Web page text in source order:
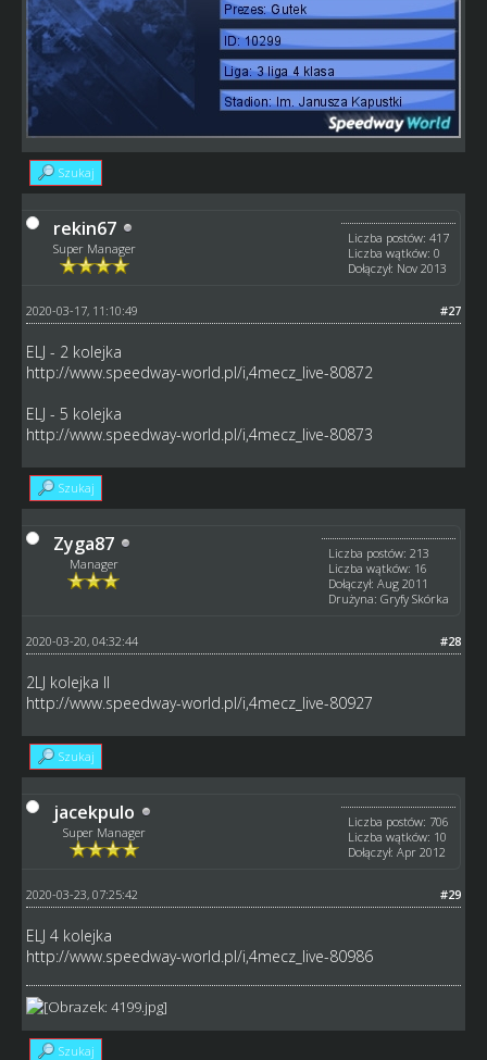
Szukaj
rekin67
Super Manager
Liczba postów: 417
Liczba wątków: 0
Dołączył: Nov 2013
#27
2020-03-17, 11:10:49
ELJ - 2 kolejka
http://www.speedway-world.pl/i,4mecz_live-80872
ELJ - 5 kolejka
http://www.speedway-world.pl/i,4mecz_live-80873
Szukaj
Zyga87
Manager
Liczba postów: 213
Liczba wątków: 16
Dołączył: Aug 2011
Drużyna: Gryfy Skórka
#28
2020-03-20, 04:32:44
2LJ kolejka II
http://www.speedway-world.pl/i,4mecz_live-80927
Szukaj
jacekpulo
Super Manager
Liczba postów: 706
Liczba wątków: 10
Dołączył: Apr 2012
#29
2020-03-23, 07:25:42
ELJ 4 kolejka
http://www.speedway-world.pl/i,4mecz_live-80986
Szukaj